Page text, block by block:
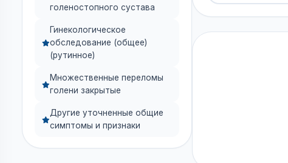
голеностопного сустава
Гинекологическое
обследование (общее)
(рутинное)
Множественные переломы
голени закрытые
Другие уточненные общие
симптомы и признаки